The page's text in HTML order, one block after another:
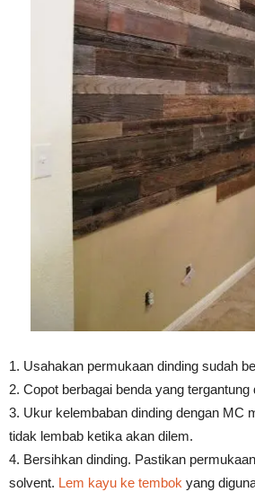
1. Usahakan permukaan dinding sudah
2. Copot berbagai benda yang tergantung
3. Ukur kelembaban dinding dengan MC
tidak lembab ketika akan dilem.
4. Bersihkan dinding. Pastikan
solvent. Lem kayu ke tembok yang